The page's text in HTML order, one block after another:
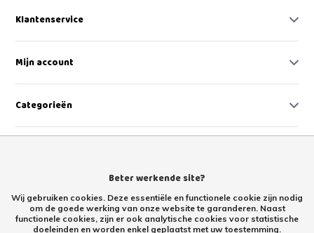
Klantenservice
Mijn account
Categorieën
Beter werkende site?
Wij gebruiken cookies. Deze essentiële en functionele cookie zijn nodig
om de goede werking van onze website te garanderen. Naast
functionele cookies, zijn er ook analytische cookies voor statistische
doeleinden en worden enkel geplaatst met uw toestemming.